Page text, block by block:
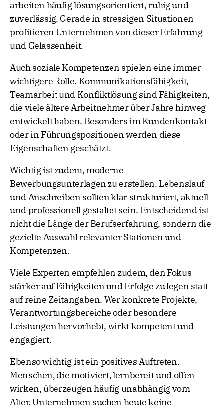
arbeiten häufig lösungsorientiert, ruhig und
zuverlässig. Gerade in stressigen Situationen
profitieren Unternehmen von dieser Erfahrung
und Gelassenheit.
Auch soziale Kompetenzen spielen eine immer
wichtigere Rolle. Kommunikationsfähigkeit,
Teamarbeit und Konfliktlösung sind Fähigkeiten,
die viele ältere Arbeitnehmer über Jahre hinweg
entwickelt haben. Besonders im Kundenkontakt
oder in Führungspositionen werden diese
Eigenschaften geschätzt.
Wichtig ist zudem, moderne
Bewerbungsunterlagen zu erstellen. Lebenslauf
und Anschreiben sollten klar strukturiert, aktuell
und professionell gestaltet sein. Entscheidend ist
nicht die Länge der Berufserfahrung, sondern die
gezielte Auswahl relevanter Stationen und
Kompetenzen.
Viele Experten empfehlen zudem, den Fokus
stärker auf Fähigkeiten und Erfolge zu legen statt
auf reine Zeitangaben. Wer konkrete Projekte,
Verantwortungsbereiche oder besondere
Leistungen hervorhebt, wirkt kompetent und
engagiert.
Ebenso wichtig ist ein positives Auftreten.
Menschen, die motiviert, lernbereit und offen
wirken, überzeugen häufig unabhängig vom
Alter. Unternehmen suchen heute keine